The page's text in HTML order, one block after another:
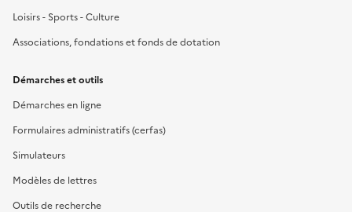
Loisirs - Sports - Culture
Associations, fondations et fonds de dotation
Démarches et outils
Démarches en ligne
Formulaires administratifs (cerfas)
Simulateurs
Modèles de lettres
Outils de recherche